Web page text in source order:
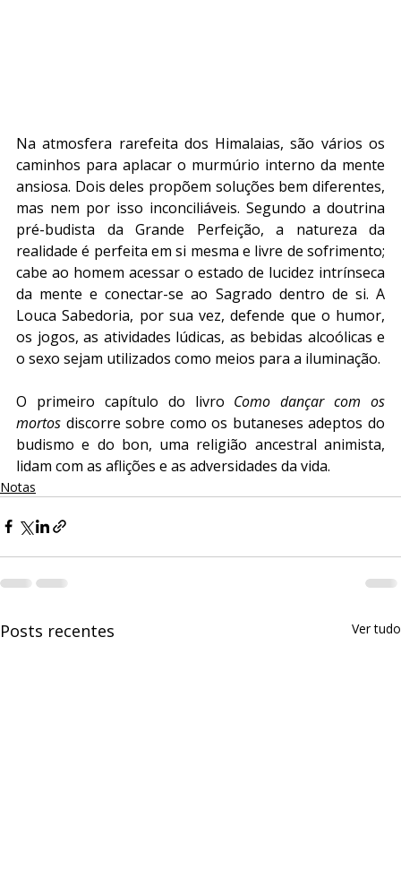
Na atmosfera rarefeita dos Himalaias, são vários os
caminhos para aplacar o murmúrio interno da mente
ansiosa. Dois deles propõem soluções bem diferentes,
mas nem por isso inconciliáveis. Segundo a doutrina
pré-budista da Grande Perfeição, a natureza da
realidade é perfeita em si mesma e livre de sofrimento;
cabe ao homem acessar o estado de lucidez intrínseca
da mente e conectar-se ao Sagrado dentro de si. A
Louca Sabedoria, por sua vez, defende que o humor,
os jogos, as atividades lúdicas, as bebidas alcoólicas e
o sexo sejam utilizados como meios para a iluminação.
O primeiro capítulo do livro Como dançar com os
mortos discorre sobre como os butaneses adeptos do
budismo e do bon, uma religião ancestral animista,
lidam com as aflições e as adversidades da vida.
Notas
Posts recentes Ver tudo